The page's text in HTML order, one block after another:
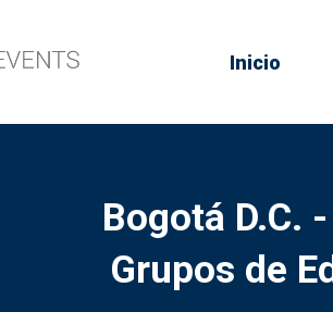
Inicio
Bogotá D.C.
Grupos de